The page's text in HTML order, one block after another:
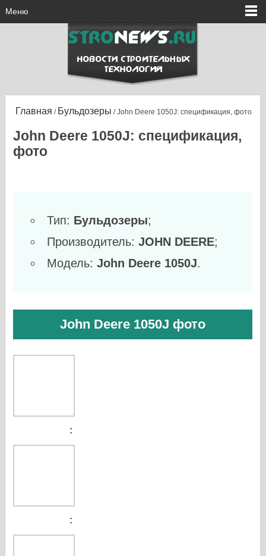
Меню
Главная / Бульдозеры / John Deere 1050J: спецификация, фото
John Deere 1050J: спецификация,
фото
Тип: Бульдозеры;
Производитель:JOHN DEERE;
Модель:John Deere 1050J.
John Deere 1050J фото